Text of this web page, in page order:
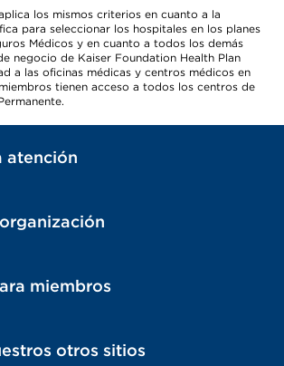
los mismos criterios en cuanto a la
para seleccionar los hospitales en los planes
Médicos y en cuanto a todos los demás
negocio de Kaiser Foundation Health Plan
a las oficinas médicas y centros médicos en
tienen acceso a todos los centros de
atención
miembros
otros sitios